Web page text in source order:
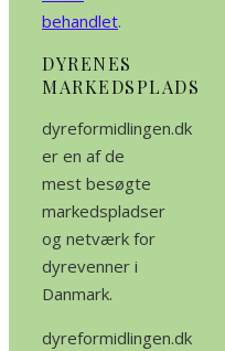
behandlet.
DYRENES
MARKEDSPLADS
dyreformidlingen.dk
er en af de
mest besøgte
markedspladser
og netværk for
dyrevenner i
Danmark.
dyreformidlingen.dk